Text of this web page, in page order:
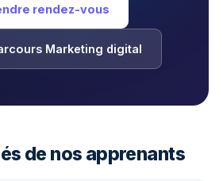
rendez-vous
Marketing digital
de nos apprenants